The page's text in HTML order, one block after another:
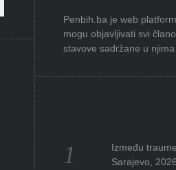
Penbih.ba je web
mogu objavljivati svi
stavove sadržane u
Između
Sarajevo,